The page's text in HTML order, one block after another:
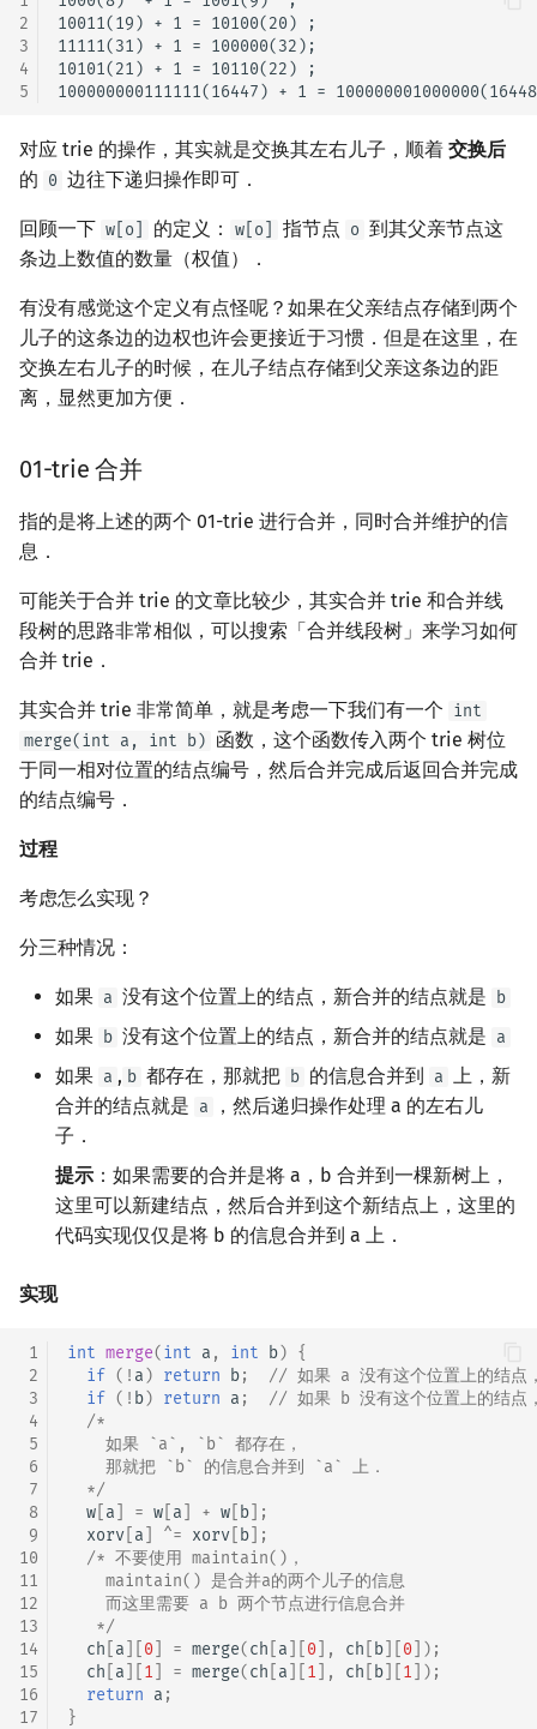
2
3
4
5
10011(19) + 1 = 10100(20) ;
11111(31) + 1 = 100000(32);
10101(21) + 1 = 10110(22) ;
对应 trie 的操作，其实就是交换其左右儿子，顺着 交换后
的 0 边往下递归操作即可．
回顾一下 w[o] 的定义： w[o] 指节点 o 到其父亲节点这
条边上数值的数量（权值）．
有没有感觉这个定义有点怪呢？如果在父亲结点存储到两个
儿子的这条边的边权也许会更接近于习惯．但是在这里，在
交换左右儿子的时候，在儿子结点存储到父亲这条边的距
离，显然更加方便．
01-trie 合并
指的是将上述的两个 01-trie 进行合并，同时合并维护的信
息．
可能关于合并 trie 的文章比较少，其实合并 trie 和合并线
段树的思路非常相似，可以搜索「合并线段树」来学习如何
合并 trie．
其实合并 trie 非常简单，就是考虑一下我们有一个 int
merge(int a, int b) 函数，这个函数传入两个 trie 树位
于同一相对位置的结点编号，然后合并完成后返回合并完成
的结点编号．
过程
考虑怎么实现？
分三种情况：
如果 a 没有这个位置上的结点，新合并的结点就是 b
如果 b 没有这个位置上的结点，新合并的结点就是 a
如果 a , b 都存在，那就把 b 的信息合并到 a 上，新
合并的结点就是 a
，然后递归操作处理 a 的左右儿
子．
提示 ：如果需要的合并是将 a，b 合并到一棵新树上，
这里可以新建结点，然后合并到这个新结点上，这里的
代码实现仅仅是将 b 的信息合并到 a 上．
实现
1
2
3
4
5
6
7
8
9
10
11
12
13
14
15
16
17
int merge(int a , int b) {
if ( ! a) return b;
// 如果 a 没有这个位置上的结点
if ( ! b) return a ;
// 如果 b 没有这个位置上的结点
/*
    如果 `a`, `b` 都存在，
    那就把 `b` 的信息合并到 `a` 上．
  */
w a = w a + w b ];
xorv a ^= xorv b ];
/* 不要使用 maintain()，
    maintain() 是合并a的两个儿子的信息
    而这里需要 a b 两个节点进行信息合并
   */
ch a 0 = merge(ch a 0 ], ch b 0 ]);
ch a 1 = merge(ch a 1 ], ch b 1 ]);
return a ;
}